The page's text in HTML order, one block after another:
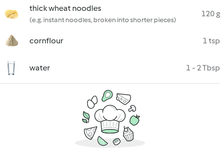
thick wheat noodles
(e.g. instant noodles, broken into shorter pieces)
120 g
cornflour 1 tsp
water 1 - 2 Tbsp